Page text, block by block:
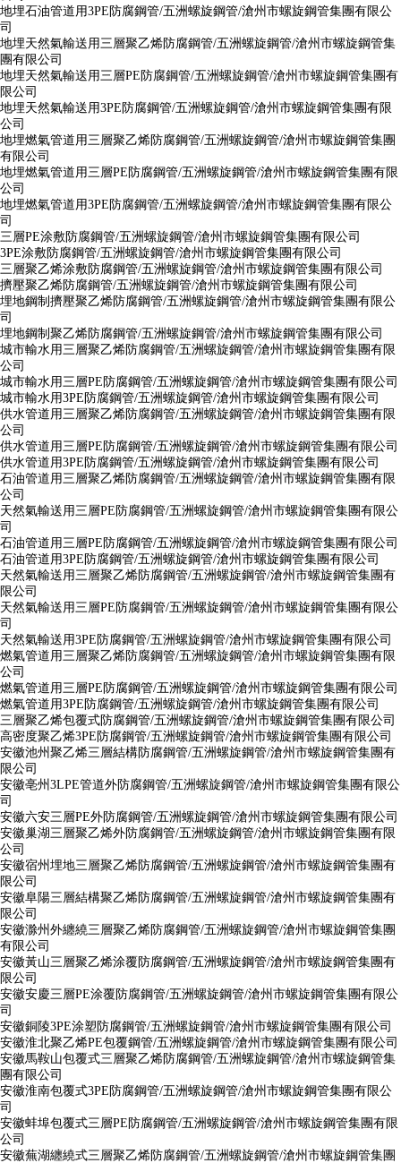
地埋石油管道用3PE防腐鋼管/五洲螺旋鋼管/滄州市螺旋鋼管集團有限公
司
地埋天然氣輸送用三層聚乙烯防腐鋼管/五洲螺旋鋼管/滄州市螺旋鋼管集
團有限公司
地埋天然氣輸送用三層PE防腐鋼管/五洲螺旋鋼管/滄州市螺旋鋼管集團有
限公司
地埋天然氣輸送用3PE防腐鋼管/五洲螺旋鋼管/滄州市螺旋鋼管集團有限
公司
地埋燃氣管道用三層聚乙烯防腐鋼管/五洲螺旋鋼管/滄州市螺旋鋼管集團
有限公司
地埋燃氣管道用三層PE防腐鋼管/五洲螺旋鋼管/滄州市螺旋鋼管集團有限
公司
地埋燃氣管道用3PE防腐鋼管/五洲螺旋鋼管/滄州市螺旋鋼管集團有限公
司
三層PE涂敷防腐鋼管/五洲螺旋鋼管/滄州市螺旋鋼管集團有限公司
3PE涂敷防腐鋼管/五洲螺旋鋼管/滄州市螺旋鋼管集團有限公司
三層聚乙烯涂敷防腐鋼管/五洲螺旋鋼管/滄州市螺旋鋼管集團有限公司
擠壓聚乙烯防腐鋼管/五洲螺旋鋼管/滄州市螺旋鋼管集團有限公司
埋地鋼制擠壓聚乙烯防腐鋼管/五洲螺旋鋼管/滄州市螺旋鋼管集團有限公
司
埋地鋼制聚乙烯防腐鋼管/五洲螺旋鋼管/滄州市螺旋鋼管集團有限公司
城市輸水用三層聚乙烯防腐鋼管/五洲螺旋鋼管/滄州市螺旋鋼管集團有限
公司
城市輸水用三層PE防腐鋼管/五洲螺旋鋼管/滄州市螺旋鋼管集團有限公司
城市輸水用3PE防腐鋼管/五洲螺旋鋼管/滄州市螺旋鋼管集團有限公司
供水管道用三層聚乙烯防腐鋼管/五洲螺旋鋼管/滄州市螺旋鋼管集團有限
公司
供水管道用三層PE防腐鋼管/五洲螺旋鋼管/滄州市螺旋鋼管集團有限公司
供水管道用3PE防腐鋼管/五洲螺旋鋼管/滄州市螺旋鋼管集團有限公司
石油管道用三層聚乙烯防腐鋼管/五洲螺旋鋼管/滄州市螺旋鋼管集團有限
公司
天然氣輸送用三層PE防腐鋼管/五洲螺旋鋼管/滄州市螺旋鋼管集團有限公
司
石油管道用三層PE防腐鋼管/五洲螺旋鋼管/滄州市螺旋鋼管集團有限公司
石油管道用3PE防腐鋼管/五洲螺旋鋼管/滄州市螺旋鋼管集團有限公司
天然氣輸送用三層聚乙烯防腐鋼管/五洲螺旋鋼管/滄州市螺旋鋼管集團有
限公司
天然氣輸送用三層PE防腐鋼管/五洲螺旋鋼管/滄州市螺旋鋼管集團有限公
司
天然氣輸送用3PE防腐鋼管/五洲螺旋鋼管/滄州市螺旋鋼管集團有限公司
燃氣管道用三層聚乙烯防腐鋼管/五洲螺旋鋼管/滄州市螺旋鋼管集團有限
公司
燃氣管道用三層PE防腐鋼管/五洲螺旋鋼管/滄州市螺旋鋼管集團有限公司
燃氣管道用3PE防腐鋼管/五洲螺旋鋼管/滄州市螺旋鋼管集團有限公司
三層聚乙烯包覆式防腐鋼管/五洲螺旋鋼管/滄州市螺旋鋼管集團有限公司
高密度聚乙烯3PE防腐鋼管/五洲螺旋鋼管/滄州市螺旋鋼管集團有限公司
安徽池州聚乙烯三層結構防腐鋼管/五洲螺旋鋼管/滄州市螺旋鋼管集團有
限公司
安徽亳州3LPE管道外防腐鋼管/五洲螺旋鋼管/滄州市螺旋鋼管集團有限公
司
安徽六安三層PE外防腐鋼管/五洲螺旋鋼管/滄州市螺旋鋼管集團有限公司
安徽巢湖三層聚乙烯外防腐鋼管/五洲螺旋鋼管/滄州市螺旋鋼管集團有限
公司
安徽宿州埋地三層聚乙烯防腐鋼管/五洲螺旋鋼管/滄州市螺旋鋼管集團有
限公司
安徽阜陽三層結構聚乙烯防腐鋼管/五洲螺旋鋼管/滄州市螺旋鋼管集團有
限公司
安徽滁州外纏繞三層聚乙烯防腐鋼管/五洲螺旋鋼管/滄州市螺旋鋼管集團
有限公司
安徽黃山三層聚乙烯涂覆防腐鋼管/五洲螺旋鋼管/滄州市螺旋鋼管集團有
限公司
安徽安慶三層PE涂覆防腐鋼管/五洲螺旋鋼管/滄州市螺旋鋼管集團有限公
司
安徽銅陵3PE涂塑防腐鋼管/五洲螺旋鋼管/滄州市螺旋鋼管集團有限公司
安徽淮北聚乙烯PE包覆鋼管/五洲螺旋鋼管/滄州市螺旋鋼管集團有限公司
安徽馬鞍山包覆式三層聚乙烯防腐鋼管/五洲螺旋鋼管/滄州市螺旋鋼管集
團有限公司
安徽淮南包覆式3PE防腐鋼管/五洲螺旋鋼管/滄州市螺旋鋼管集團有限公
司
安徽蚌埠包覆式三層PE防腐鋼管/五洲螺旋鋼管/滄州市螺旋鋼管集團有限
公司
安徽蕪湖纏繞式三層聚乙烯防腐鋼管/五洲螺旋鋼管/滄州市螺旋鋼管集團